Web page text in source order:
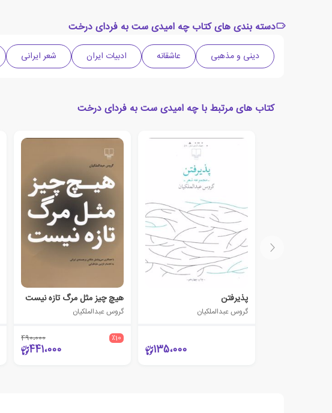
دسته بندی های کتاب چه امیدی ست به فردای درخت
دینی و مذهبی عاشقانه ادبیات ایران شعر ایرانی
کتاب های مرتبط با چه امیدی ست به فردای درخت
پذیرفتن
گروس عبدالملکیان
135،000
هیچ چیز مثل مرگ تازه نیست
گروس عبدالملکیان
٪10 490،000
441،000